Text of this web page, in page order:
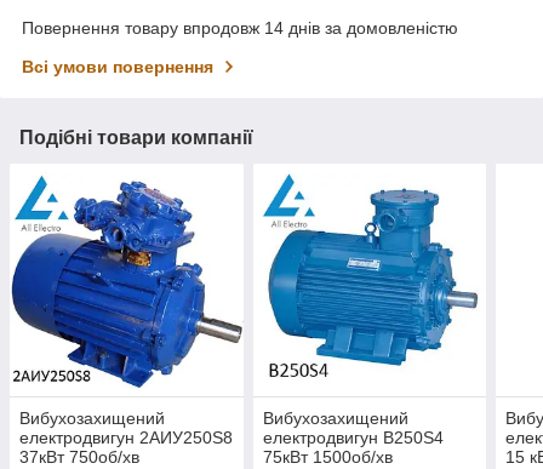
Повернення товару впродовж 14 днів за домовленістю
Всі умови повернення
Подібні товари компанії
Вибухозахищений
електродвигун 2АИУ250Ѕ8
37кВт 750об/хв
Вибухозахищений
електродвигун В250Ѕ4
75кВт 1500об/хв
15